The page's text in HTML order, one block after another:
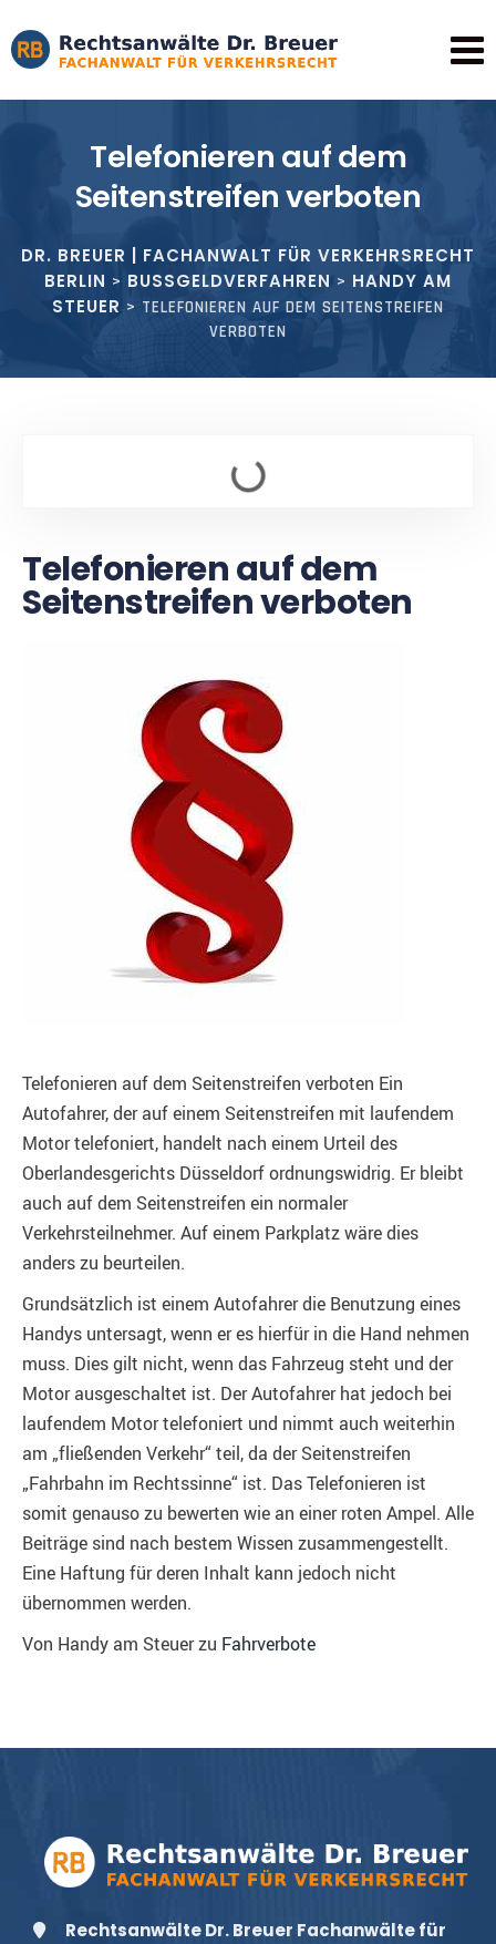
Telefonieren auf dem
Seitenstreifen verboten
DR. BREUER | FACHANWALT FÜR VERKEHRSRECHT
BERLIN > BUSSGELDVERFAHREN > HANDY AM
STEUER > TELEFONIEREN AUF DEM SEITENSTREIFEN
VERBOTEN
Telefonieren auf dem
Seitenstreifen verboten
Telefonieren auf dem Seitenstreifen verboten Ein
Autofahrer, der auf einem Seitenstreifen mit laufendem
Motor telefoniert, handelt nach einem Urteil des
Oberlandesgerichts Düsseldorf ordnungswidrig. Er bleibt
auch auf dem Seitenstreifen ein normaler
Verkehrsteilnehmer. Auf einem Parkplatz wäre dies
anders zu beurteilen.
Grundsätzlich ist einem Autofahrer die Benutzung eines
Handys untersagt, wenn er es hierfür in die Hand nehmen
muss. Dies gilt nicht, wenn das Fahrzeug steht und der
Motor ausgeschaltet ist. Der Autofahrer hat jedoch bei
laufendem Motor telefoniert und nimmt auch weiterhin
am „fließenden Verkehr“ teil, da der Seitenstreifen
„Fahrbahn im Rechtssinne“ ist. Das Telefonieren ist
somit genauso zu bewerten wie an einer roten Ampel. Alle
Beiträge sind nach bestem Wissen zusammengestellt.
Eine Haftung für deren Inhalt kann jedoch nicht
übernommen werden.
Von Handy am Steuer zu Fahrverbote
Rechtsanwälte Dr. Breuer Fachanwälte für